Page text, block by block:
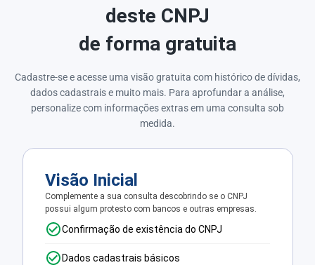
deste CNPJ
de forma gratuita
Cadastre-se e acesse uma visão gratuita com histórico de dívidas,
dados cadastrais e muito mais. Para aprofundar a análise,
personalize com informações extras em uma consulta sob
medida.
Visão Inicial
Complemente a sua consulta descobrindo se o CNPJ
possui algum protesto com bancos e outras empresas.
Confirmação de existência do CNPJ
Dados cadastrais básicos